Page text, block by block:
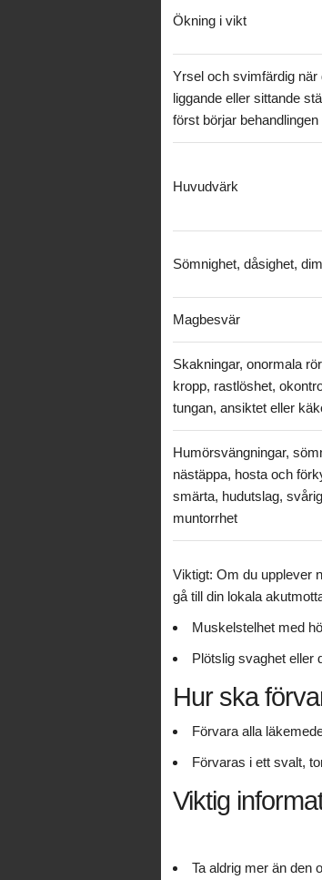
Ökning i vikt
Yrsel och svimfärdig när
liggande eller sittande
först börjar behandlingen
Huvudvärk
Sömnighet, dåsighet,
Magbesvär
Skakningar, onormala
kropp, rastlöshet,
tungan, ansiktet eller
Humörsvängningar,
nästäppa, hosta och
smärta, hudutslag,
muntorrhet
Viktigt: Om du upplever
gå till din lokala
Muskelstelhet med
Plötslig svaghet eller
Hur ska
Förvara alla
Förvaras i ett svalt,
Viktig
Ta aldrig mer än den